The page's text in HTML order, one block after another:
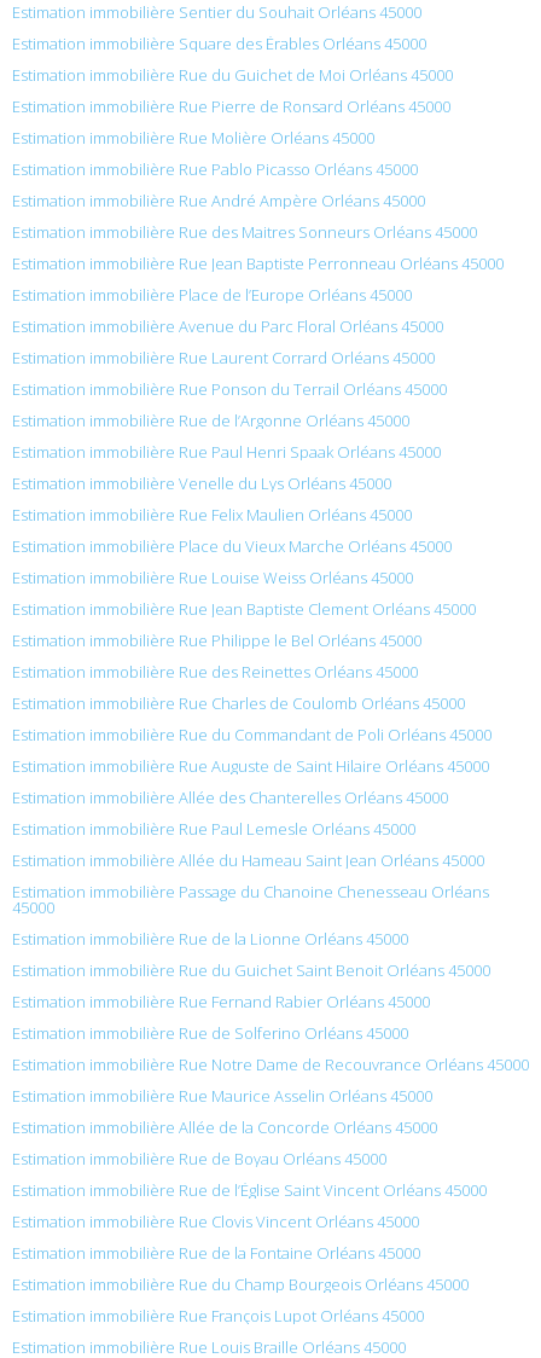
Estimation immobilière Sentier du Souhait Orléans 45000
Estimation immobilière Square des Érables Orléans 45000
Estimation immobilière Rue du Guichet de Moi Orléans 45000
Estimation immobilière Rue Pierre de Ronsard Orléans 45000
Estimation immobilière Rue Molière Orléans 45000
Estimation immobilière Rue Pablo Picasso Orléans 45000
Estimation immobilière Rue André Ampère Orléans 45000
Estimation immobilière Rue des Maitres Sonneurs Orléans 45000
Estimation immobilière Rue Jean Baptiste Perronneau Orléans 45000
Estimation immobilière Place de l’Europe Orléans 45000
Estimation immobilière Avenue du Parc Floral Orléans 45000
Estimation immobilière Rue Laurent Corrard Orléans 45000
Estimation immobilière Rue Ponson du Terrail Orléans 45000
Estimation immobilière Rue de l’Argonne Orléans 45000
Estimation immobilière Rue Paul Henri Spaak Orléans 45000
Estimation immobilière Venelle du Lys Orléans 45000
Estimation immobilière Rue Felix Maulien Orléans 45000
Estimation immobilière Place du Vieux Marche Orléans 45000
Estimation immobilière Rue Louise Weiss Orléans 45000
Estimation immobilière Rue Jean Baptiste Clement Orléans 45000
Estimation immobilière Rue Philippe le Bel Orléans 45000
Estimation immobilière Rue des Reinettes Orléans 45000
Estimation immobilière Rue Charles de Coulomb Orléans 45000
Estimation immobilière Rue du Commandant de Poli Orléans 45000
Estimation immobilière Rue Auguste de Saint Hilaire Orléans 45000
Estimation immobilière Allée des Chanterelles Orléans 45000
Estimation immobilière Rue Paul Lemesle Orléans 45000
Estimation immobilière Allée du Hameau Saint Jean Orléans 45000
Estimation immobilière Passage du Chanoine Chenesseau Orléans
45000
Estimation immobilière Rue de la Lionne Orléans 45000
Estimation immobilière Rue du Guichet Saint Benoit Orléans 45000
Estimation immobilière Rue Fernand Rabier Orléans 45000
Estimation immobilière Rue de Solferino Orléans 45000
Estimation immobilière Rue Notre Dame de Recouvrance Orléans 45000
Estimation immobilière Rue Maurice Asselin Orléans 45000
Estimation immobilière Allée de la Concorde Orléans 45000
Estimation immobilière Rue de Boyau Orléans 45000
Estimation immobilière Rue de l’Église Saint Vincent Orléans 45000
Estimation immobilière Rue Clovis Vincent Orléans 45000
Estimation immobilière Rue de la Fontaine Orléans 45000
Estimation immobilière Rue du Champ Bourgeois Orléans 45000
Estimation immobilière Rue François Lupot Orléans 45000
Estimation immobilière Rue Louis Braille Orléans 45000